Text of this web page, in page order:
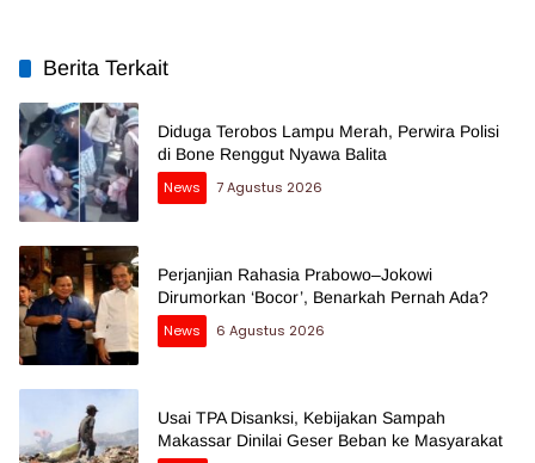
Berita Terkait
Diduga Terobos Lampu Merah, Perwira Polisi
di Bone Renggut Nyawa Balita
News
7 Agustus 2026
Perjanjian Rahasia Prabowo–Jokowi
Dirumorkan ‘Bocor’, Benarkah Pernah Ada?
News
6 Agustus 2026
Usai TPA Disanksi, Kebijakan Sampah
Makassar Dinilai Geser Beban ke Masyarakat